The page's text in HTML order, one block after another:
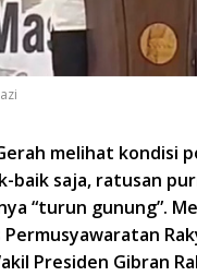
melihat kondisi
baik saja, ratusan
“turun gunung”.
Presiden Gibran